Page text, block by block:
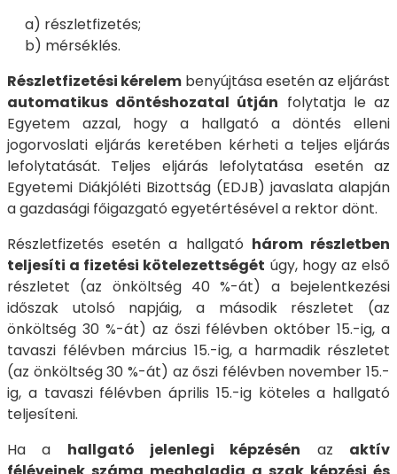
a) részletfizetés;
b) mérséklés.
Részletfizetési kérelem benyújtása esetén az eljárást
automatikus döntéshozatal útján folytatja le az
Egyetem azzal, hogy a hallgató a döntés elleni
jogorvoslati eljárás keretében kérheti a teljes eljárás
lefolytatását. Teljes eljárás lefolytatása esetén az
Egyetemi Diákjóléti Bizottság (EDJB) javaslata alapján
a gazdasági főigazgató egyetértésével a rektor dönt.
Részletfizetés esetén a hallgató három részletben
teljesíti a fizetési kötelezettségét úgy, hogy az első
részletet (az önköltség 40 %-át) a bejelentkezési
időszak utolsó napjáig, a második részletet (az
önköltség 30 %-át) az őszi félévben október 15.-ig, a
tavaszi félévben március 15.-ig, a harmadik részletet
(az önköltség 30 %-át) az őszi félévben november 15.-
ig, a tavaszi félévben április 15.-ig köteles a hallgató
teljesíteni.
Ha a hallgató jelenlegi képzésén az aktív